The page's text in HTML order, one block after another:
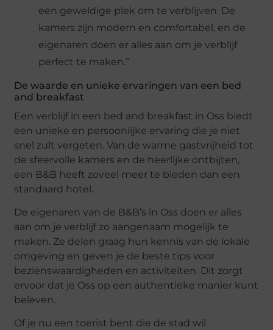
een geweldige plek om te verblijven. De
kamers zijn modern en comfortabel, en de
eigenaren doen er alles aan om je verblijf
perfect te maken.”
De waarde en unieke ervaringen van een bed
and breakfast
Een verblijf in een bed and breakfast in Oss biedt
een unieke en persoonlijke ervaring die je niet
snel zult vergeten. Van de warme gastvrijheid tot
de sfeervolle kamers en de heerlijke ontbijten,
een B&B heeft zoveel meer te bieden dan een
standaard hotel.
De eigenaren van de B&B’s in Oss doen er alles
aan om je verblijf zo aangenaam mogelijk te
maken. Ze delen graag hun kennis van de lokale
omgeving en geven je de beste tips voor
bezienswaardigheden en activiteiten. Dit zorgt
ervoor dat je Oss op een authentieke manier kunt
beleven.
Of je nu een toerist bent die de stad wil